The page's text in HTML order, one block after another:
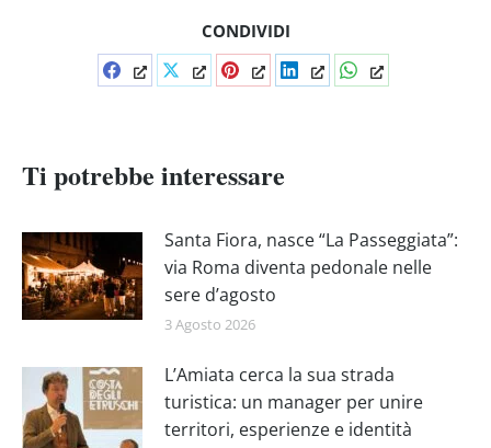
CONDIVIDI
CondividiCondividiCondividiCondividiCondividi
Ti potrebbe interessare
Santa Fiora, nasce “La Passeggiata”:
via Roma diventa pedonale nelle
sere d’agosto
3 Agosto 2026
L’Amiata cerca la sua strada
turistica: un manager per unire
territori, esperienze e identità